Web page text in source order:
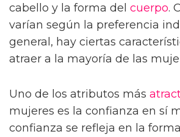
cabello y la forma del cuerpo.
varían según la preferencia
general, hay ciertas
atraer a la mayoría de las
Uno de los atributos más
mujeres es la confianza en sí
confianza se refleja en la